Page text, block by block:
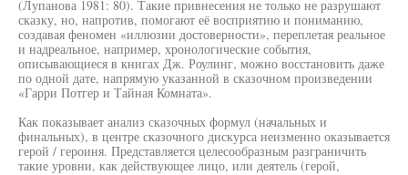
(Лупанова 1981: 80). Такие привнесения не только не разрушают
сказку, но, напротив, помогают её восприятию и пониманию,
создавая феномен «иллюзии достоверности», переплетая реальное
и надреальное, например, хронологические события,
описывающиеся в книгах Дж. Роулинг, можно восстановить даже
по одной дате, напрямую указанной в сказочном произведении
«Гарри Потгер и Тайная Комната».
Как показывает анализ сказочных формул (начальных и
финальных), в центре сказочного дискурса неизменно оказывается
герой / героиня. Представляется целесообразным разграничить
такие уровни, как действующее лицо, или деятель (герой,